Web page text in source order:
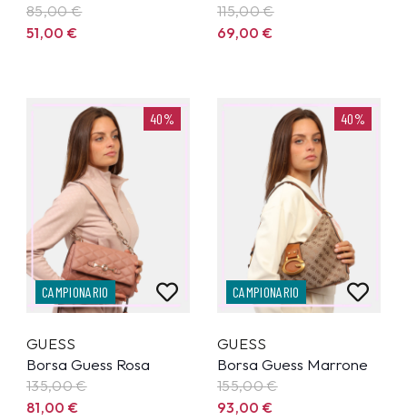
85,00€
51,00€
115,00€
69,00€
40%
CAMPIONARIO
GUESS
Borsa Guess Rosa
135,00€
81,00€
40%
CAMPIONARIO
GUESS
Borsa Guess Marrone
155,00€
93,00€